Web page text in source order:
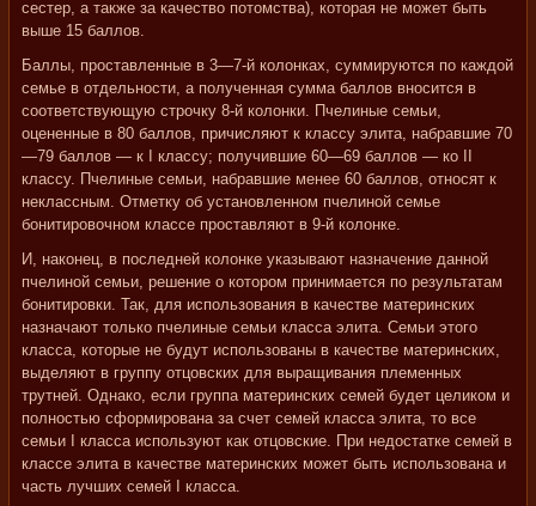
сестер, а также за качество потомства), которая не может быть
выше 15 баллов.
Баллы, проставленные в 3—7-й колонках, суммируются по каждой
семье в отдельности, а полученная сумма баллов вносится в
соответствующую строчку 8-й колонки. Пчелиные семьи,
оцененные в 80 баллов, причисляют к классу элита, набравшие 70
—79 баллов — к I классу; получившие 60—69 баллов — ко II
классу. Пчелиные семьи, набравшие менее 60 баллов, относят к
неклассным. Отметку об установленном пчелиной семье
бонитировочном классе проставляют в 9-й колонке.
И, наконец, в последней колонке указывают назначение данной
пчелиной семьи, решение о котором принимается по результатам
бонитировки. Так, для использования в качестве материнских
назначают только пчелиные семьи класса элита. Семьи этого
класса, которые не будут использованы в качестве материнских,
выделяют в группу отцовских для выращивания племенных
трутней. Однако, если группа материнских семей будет целиком и
полностью сформирована за счет семей класса элита, то все
семьи I класса используют как отцовские. При недостатке семей в
классе элита в качестве материнских может быть использована и
часть лучших семей I класса.